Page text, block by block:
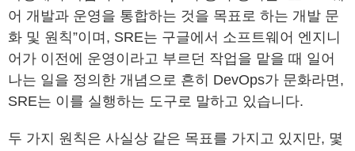
어 개발과 운영을 통합하는 것을 목표로 하는 개발 문
화 및 원칙”이며, SRE는 구글에서 소프트웨어 엔지니
어가 이전에 운영이라고 부르던 작업을 맡을 때 일어
나는 일을 정의한 개념으로 흔히 DevOps가 문화라면,
SRE는 이를 실행하는 도구로 말하고 있습니다.
두 가지 원칙은 사실상 같은 목표를 가지고 있지만, 몇